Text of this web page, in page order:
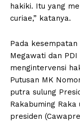
hakiki. Itu yang
curiae,” katanya.
Pada
Megawati dan
mengintervensi
Putusan MK
putra sulung
Rakabuming
presiden